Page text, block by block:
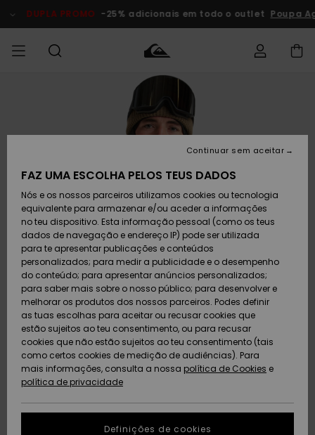
do
DUPLA PROMO -25% adicionais em todo o outlet Poupa
Roupas
Calçado e
chinelos
Surfe/água
Snow
Artigos
recém-
chegados
Coleções
MENINO
Roupas
Calçado e
chinelos
Surfe/água
Neve
Artigos
recém-
chegados
Highlights
MULHER
Shop
chegados
Highlights
Snow
SURF
Surf Shop
Homem
Crianças
Highlights
Community
SNOW
Artigos
Neve
Homem
Artigos
Criança
Snow Shop
Feminino
Highlights
Community
DUPLA
PROMO
Outlet
Homem
Criança
Outlet
Mulher
AJUDA
Acede à tua
encomenda
Devoluções
Pagamento
Cartão
presente
Quiksilver
Freedom
Protecção de
dados
Guia de
tamanhos
SUSTAINABILITY
FAZ UMA ESCOLHA PELOS TEUS DADOS
Nós e os nossos parceiros utilizamos cookies ou tecnologia
equivalente para armazenar e/ou aceder a informações
no teu dispositivo. Esta informação pessoal (como os teus
dados de navegação e endereço IP) pode ser utilizada
para te apresentar publicações e conteúdos
personalizados; para medir a publicidade e o desempenho
do conteúdo; para apresentar anúncios personalizados;
para saber mais sobre o nosso público; para desenvolver e
melhorar os produtos dos nossos parceiros. Podes definir
as tuas escolhas para aceitar ou recusar cookies que
estão sujeitos ao teu consentimento, ou para recusar
cookies que não estão sujeitos ao teu consentimento (tais
como certos cookies de medição de audiências). Para
mais informações, consulta a nossa política de Cookies e
política de privacidade
Definições de cookies
Continuar sem aceitar